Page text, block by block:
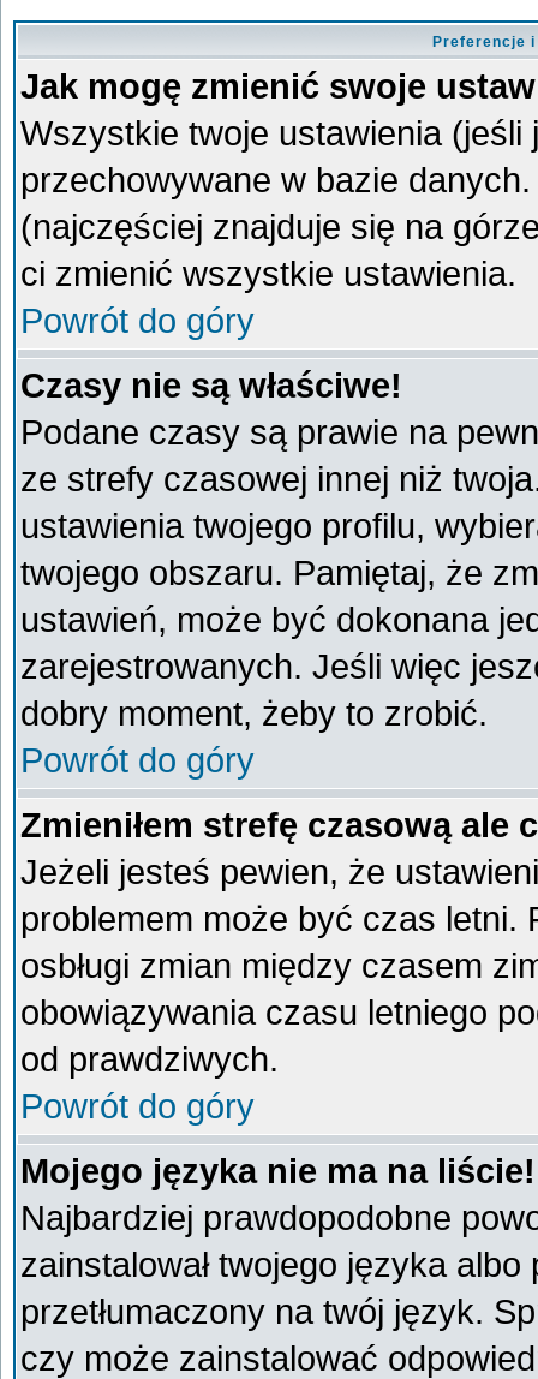
Preferencje
Jak mogę zmienić swoje
Wszystkie twoje ustawienia
przechowywane w bazie
(najczęściej znajduje się na
ci zmienić wszystkie ustawienia.
Powrót do góry
Czasy nie są właściwe!
Podane czasy są prawie na
ze strefy czasowej innej niż
ustawienia twojego profilu,
twojego obszaru. Pamiętaj, że
ustawień, może być dokonana
zarejestrowanych. Jeśli więc
dobry moment, żeby to zrobić.
Powrót do góry
Zmieniłem strefę czasową ale
Jeżeli jesteś pewien, że
problemem może być czas letni.
osbługi zmian między czasem
obowiązywania czasu letniego
od prawdziwych.
Powrót do góry
Mojego języka nie ma na liście!
Najbardziej prawdopodobne
zainstalował twojego języka
przetłumaczony na twój język.
czy może zainstalować